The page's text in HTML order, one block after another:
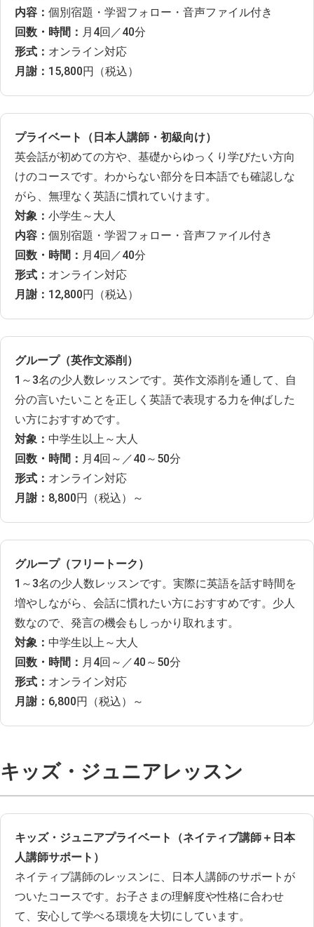
内容： 個別宿題・学習フォロー・音声ファイル付き
回数・時間： 月4回／40分
形式： オンライン対応
月謝： 15,800円（税込）
プライベート（日本人講師・初級向け）
英会話が初めての方や、基礎からゆっくり学びたい方向
けのコースです。わからない部分を日本語でも確認しな
がら、無理なく英語に慣れていけます。
対象： 小学生～大人
内容： 個別宿題・学習フォロー・音声ファイル付き
回数・時間： 月4回／40分
形式： オンライン対応
月謝： 12,800円（税込）
グループ（英作文添削）
1～3名の少人数レッスンです。英作文添削を通して、自
分の言いたいことを正しく英語で表現する力を伸ばした
い方におすすめです。
対象： 中学生以上～大人
回数・時間： 月4回～／40～50分
形式： オンライン対応
月謝： 8,800円（税込）～
グループ（フリートーク）
1～3名の少人数レッスンです。実際に英語を話す時間を
増やしながら、会話に慣れたい方におすすめです。少人
数なので、発言の機会もしっかり取れます。
対象： 中学生以上～大人
回数・時間： 月4回～／40～50分
形式： オンライン対応
月謝： 6,800円（税込）～
キッズ・ジュニアレッスン
キッズ・ジュニアプライベート（ネイティブ講師＋日本
人講師サポート）
ネイティブ講師のレッスンに、日本人講師のサポートが
ついたコースです。お子さまの理解度や性格に合わせ
て、安心して学べる環境を大切にしています。